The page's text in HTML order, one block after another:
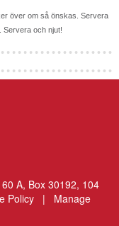
över om så önskas. Servera
Servera och njut!
A, Box 30192, 104
Policy | Manage